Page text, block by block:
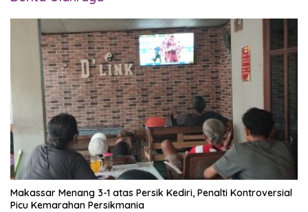
Makassar Menang 3-1 atas Persik Kediri, Penalti Kontroversial
Picu Kemarahan Persikmania